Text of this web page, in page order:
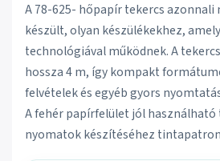
A 78-625- hőpapír tekercs
készült, olyan készülékekhez,
technológiával működnek. A
hossza 4 m, így kompakt
felvételek és egyéb gyors
A fehér papírfelület jól
nyomatok készítéséhez